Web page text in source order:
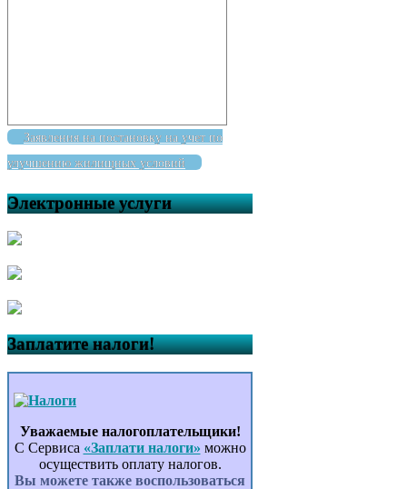
Заявления на постановку на учет по
улучшению жилищных условий
Электронные услуги
Заплатите налоги!
Уважаемые налогоплательщики!
С Сервиса «Заплати налоги» можно
осуществить оплату налогов.
Вы можете также воспользоваться